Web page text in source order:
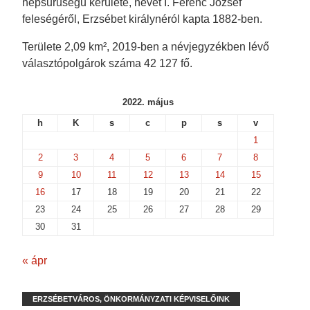
w
w
i
o
)
w
n
w
n
d
i
d
)
népsűrűségű kerülete, nevét I. Ferenc József
feleségéről, Erzsébet királynéról kapta 1882-ben.
Területe 2,09 km², 2019-ben a névjegyzékben lévő
választópolgárok száma 42 127 fő.
2022. május
h
K s c p s
v
1
2
3 4 5 6 7
8
9
10 11 12 13 14
15
16
17 18 19 20 21
22
23
24 25 26 27 28
29
30
31
« ápr
ERZSÉBETVÁROS, ÖNKORMÁNYZATI KÉPVISELŐINK